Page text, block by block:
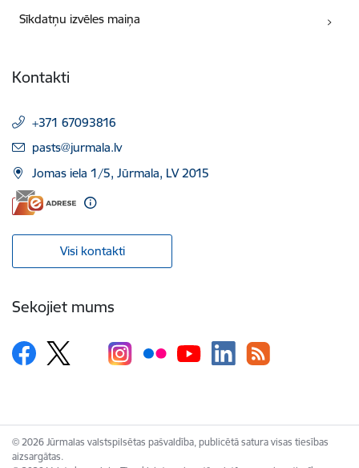
Sīkdatņu izvēles maiņa
Kontakti
+371 67093816
E-pasts:
pasts@jurmala.lv
Jomas iela 1/5, Jūrmala, LV 2015
Visi kontakti
Sekojiet mums
© 2026 Jūrmalas valstspilsētas pašvaldība, publicētā satura visas tiesības
aizsargātas.